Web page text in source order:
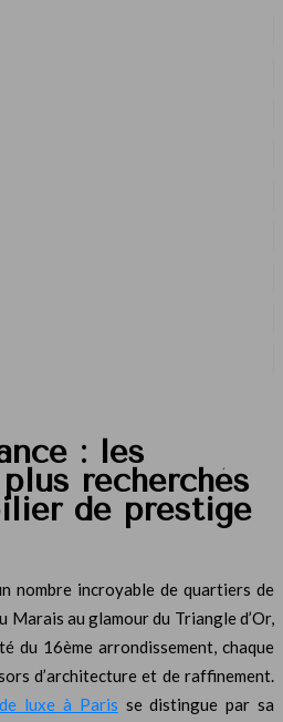
: les
recherchés
de prestige
nombre incroyable de quartiers de
Marais au glamour du Triangle d’Or,
du 16ème arrondissement, chaque
d’architecture et de raffinement.
luxe à Paris se distingue par sa